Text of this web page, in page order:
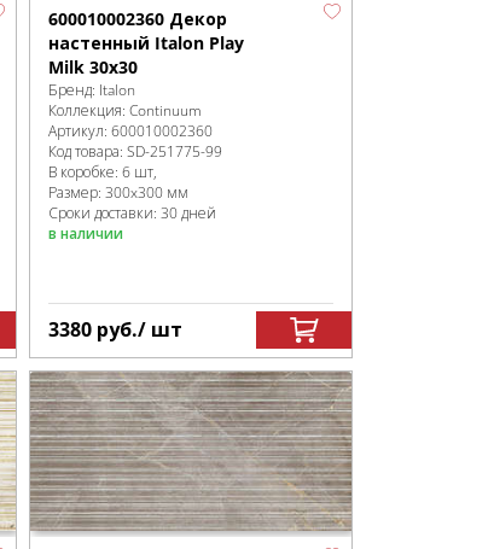
600010002360 Декор
настенный Italon Play
Milk 30x30
Бренд: Italon
Коллекция: Continuum
Артикул: 600010002360
Код товара: SD-251775-99
В коробке: 6 шт,
Размер: 300x300 мм
Сроки доставки: 30 дней
в наличии
3380 руб./ шт